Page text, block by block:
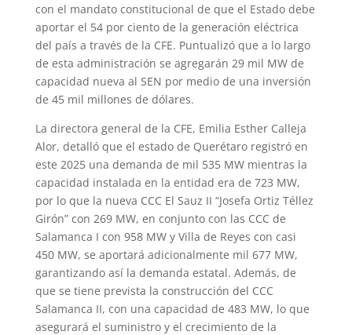
con el mandato constitucional de que el Estado debe
aportar el 54 por ciento de la generación eléctrica
del país a través de la CFE. Puntualizó que a lo largo
de esta administración se agregarán 29 mil MW de
capacidad nueva al SEN por medio de una inversión
de 45 mil millones de dólares.
La directora general de la CFE, Emilia Esther Calleja
Alor, detalló que el estado de Querétaro registró en
este 2025 una demanda de mil 535 MW mientras la
capacidad instalada en la entidad era de 723 MW,
por lo que la nueva CCC El Sauz II “Josefa Ortiz Téllez
Girón” con 269 MW, en conjunto con las CCC de
Salamanca I con 958 MW y Villa de Reyes con casi
450 MW, se aportará adicionalmente mil 677 MW,
garantizando así la demanda estatal. Además, de
que se tiene prevista la construcción del CCC
Salamanca II, con una capacidad de 483 MW, lo que
asegurará el suministro y el crecimiento de la